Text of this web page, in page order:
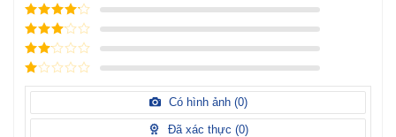
Được xếp
hạng
5
5
sao
Được xếp
hạng
4
5
sao
Được
xếp
hạng3
5 sao
Được
hạng
sao
Được
hạng
Có hình ảnh (0)
Đã xác thực (0)